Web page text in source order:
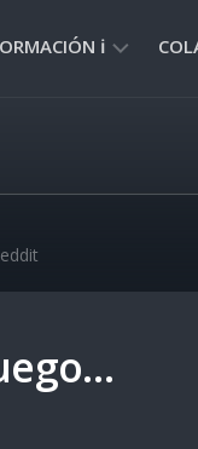
ℹ️